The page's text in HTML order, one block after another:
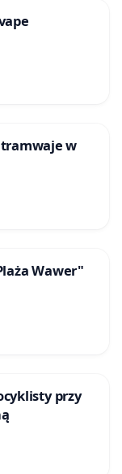
w
Wawer"
przy